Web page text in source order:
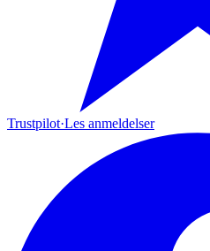
Trustpilot·Les anmeldelser